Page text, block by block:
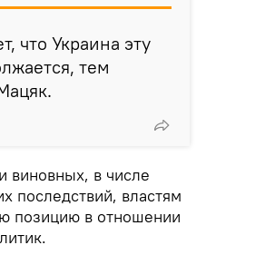
что Украина эту
тем
виновных, в числе
последствий, властям
позицию в отношении